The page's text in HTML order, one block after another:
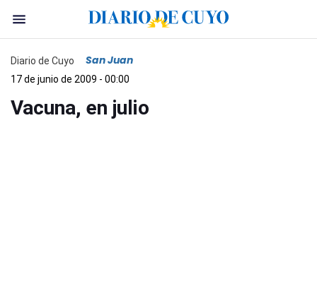
Diario de Cuyo San Juan
17 de junio de 2009 - 00:00
Vacuna, en julio